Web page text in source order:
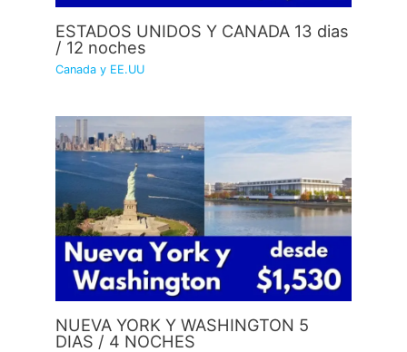
ESTADOS UNIDOS Y CANADA 13 dias
/ 12 noches
Canada y EE.UU
NUEVA YORK Y WASHINGTON 5
DIAS / 4 NOCHES